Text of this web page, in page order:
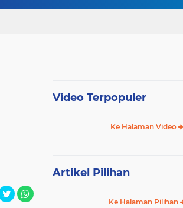
Video Terpopuler
Ke Halaman Video
Artikel Pilihan
Ke Halaman Pilihan